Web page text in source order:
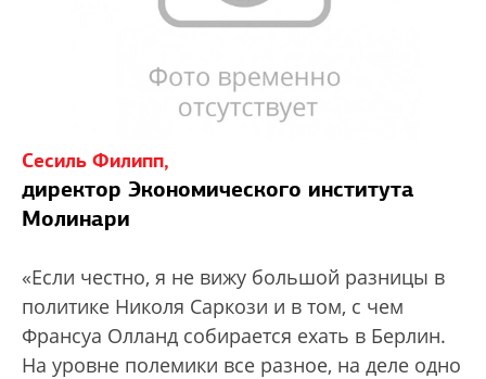
Сесиль Филипп,
директор Экономического института
Молинари
«Если честно, я не вижу большой разницы в
политике Николя Саркози и в том, с чем
Франсуа Олланд собирается ехать в Берлин.
На уровне полемики все разное, на деле одно